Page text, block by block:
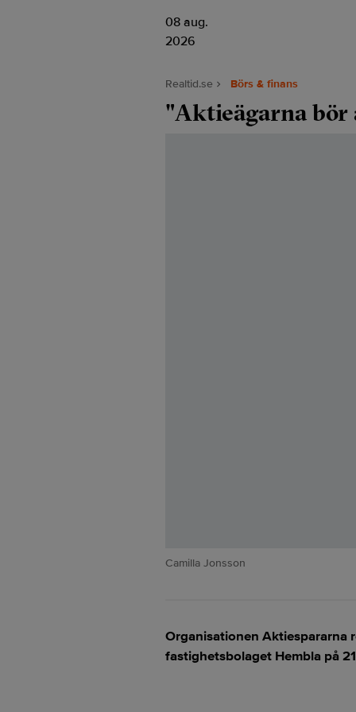
08 aug.
2026
Realtid.se Börs & finans
"Aktieägarna bör
Camilla Jonsson
Organisationen Aktiespararna
fastighetsbolaget Hembla på